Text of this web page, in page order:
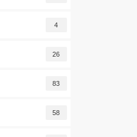
4
26
83
58